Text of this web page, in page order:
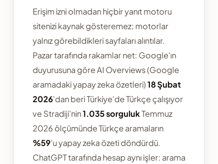
Erişim izni olmadan hiçbir yanıt motoru
sitenizi kaynak gösteremez; motorlar
yalnız görebildikleri sayfaları alıntılar.
Pazar tarafında rakamlar net: Google'ın
duyurusuna göre AI Overviews (Google
aramadaki yapay zeka özetleri)18 Şubat
2026'dan beri Türkiye'de Türkçe çalışıyor
ve Stradiji'nin1.035 sorgulukTemmuz
2026 ölçümünde Türkçe aramaların
%59'u yapay zeka özeti döndürdü.
ChatGPT tarafında hesap aynı işler: arama